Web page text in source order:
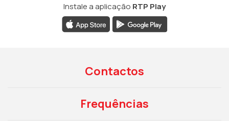
Instale a aplicação RTP Play
Contactos
Frequências